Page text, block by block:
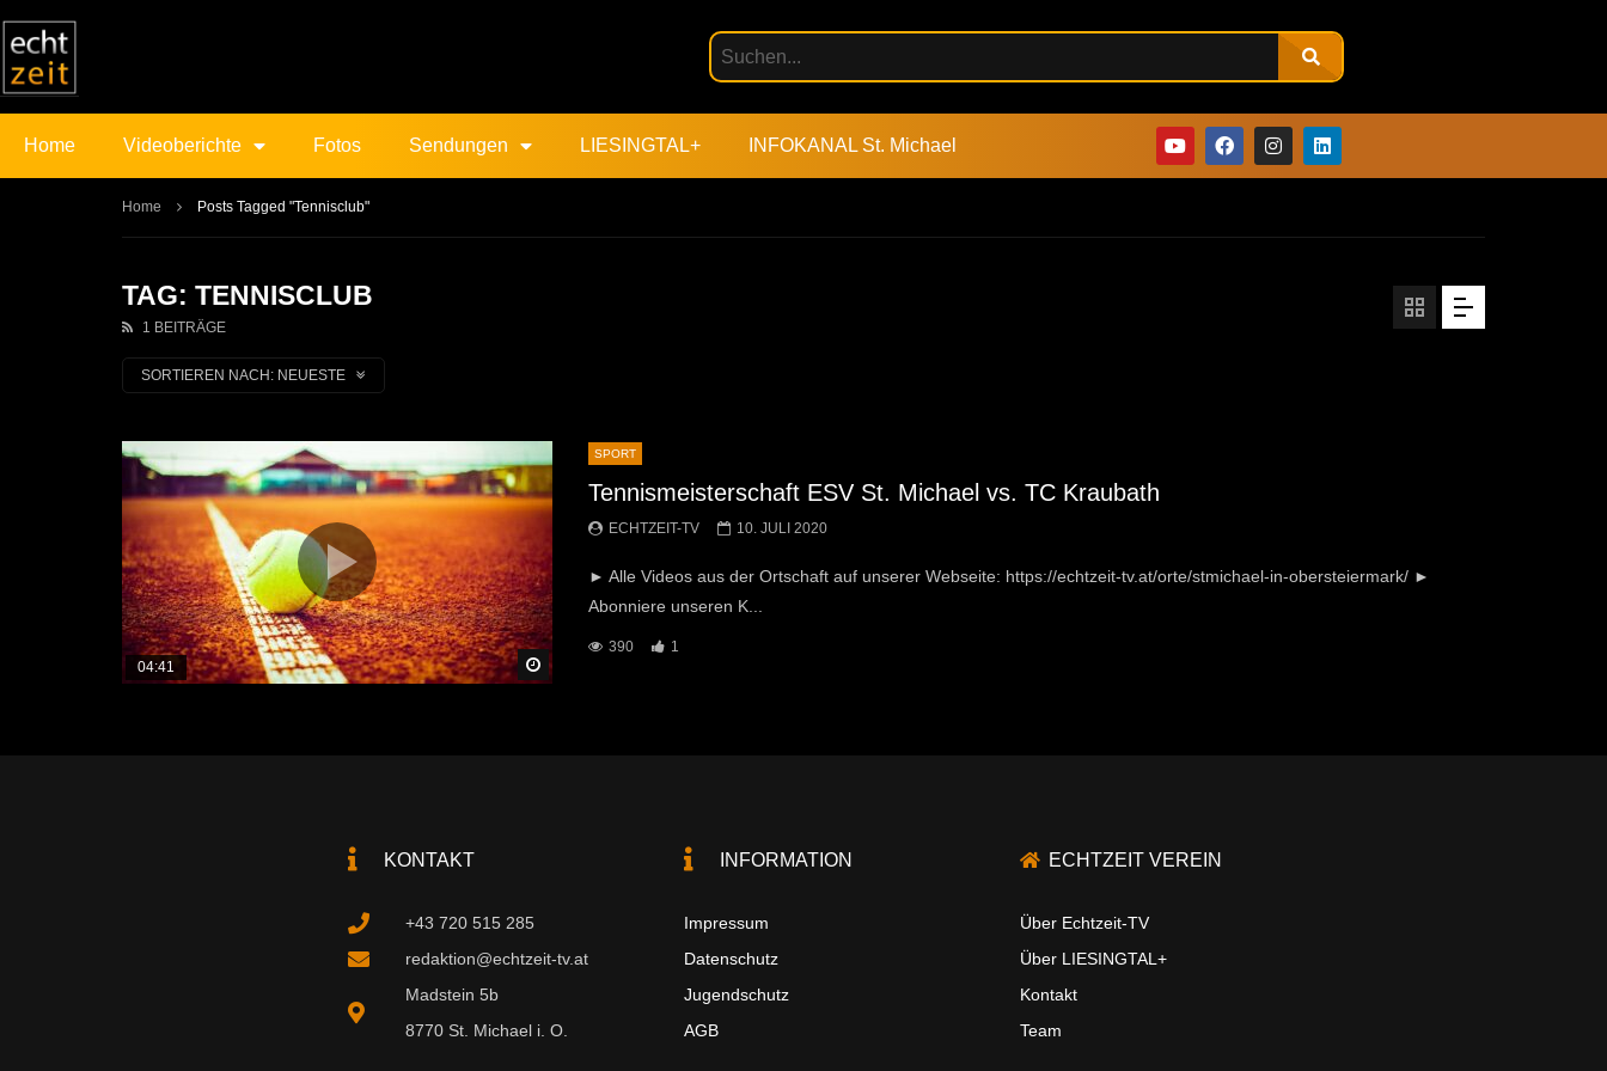
Home Videoberichte Fotos Sendungen LIESINGTAL+ INFOKANAL St. Michael
Home Posts Tagged "Tennisclub"
TAG: TENNISCLUB
1 BEITRÄGE
SORTIEREN NACH: NEUESTE
Später Ansehen
04:41
SPORT
Tennismeisterschaft ESV St. Michael vs. TC Kraubath
ECHTZEIT-TV 10. JULI 2020
► Alle Videos aus der Ortschaft auf unserer Webseite: https://echtzeit-tv.at/orte/stmichael-in-obersteiermark/ ►
Abonniere unseren K...
390 1
KONTAKT
+43 720 515 285
redaktion@echtzeit-tv.at
Madstein 5b
8770 St. Michael i. O.
INFORMATION
Impressum
Datenschutz
Jugendschutz
AGB
ECHTZEIT VEREIN
Über Echtzeit-TV
Über LIESINGTAL+
Kontakt
Team